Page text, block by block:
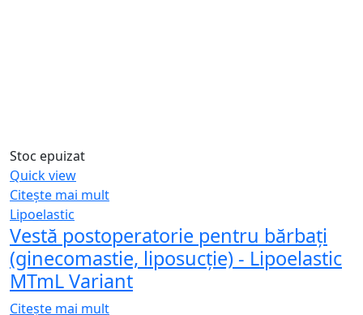
Lipoelastic
Bandă compresivă pentru chirurgia
feței, FM 03, Lipoelastic
Citește mai mult
Quick view
Citește mai mult